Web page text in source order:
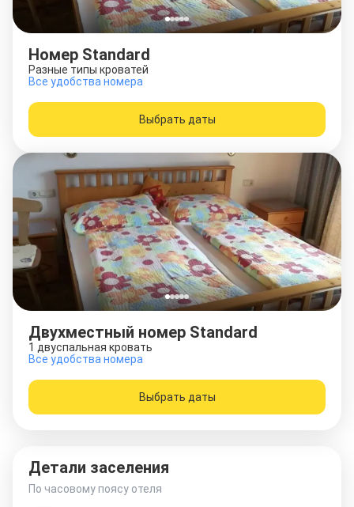
Номер Standard
Разные типы кроватей
Все удобства номера
Выбрать даты
Двухместный номер Standard
1 двуспальная кровать
Все удобства номера
Выбрать даты
Детали заселения
По часовому поясу отеля